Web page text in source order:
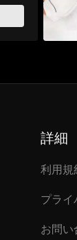
詳細
利用規
プライ
お問